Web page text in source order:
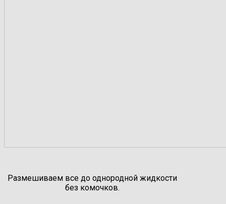
Размешиваем все до однородной жидкости
без комочков.